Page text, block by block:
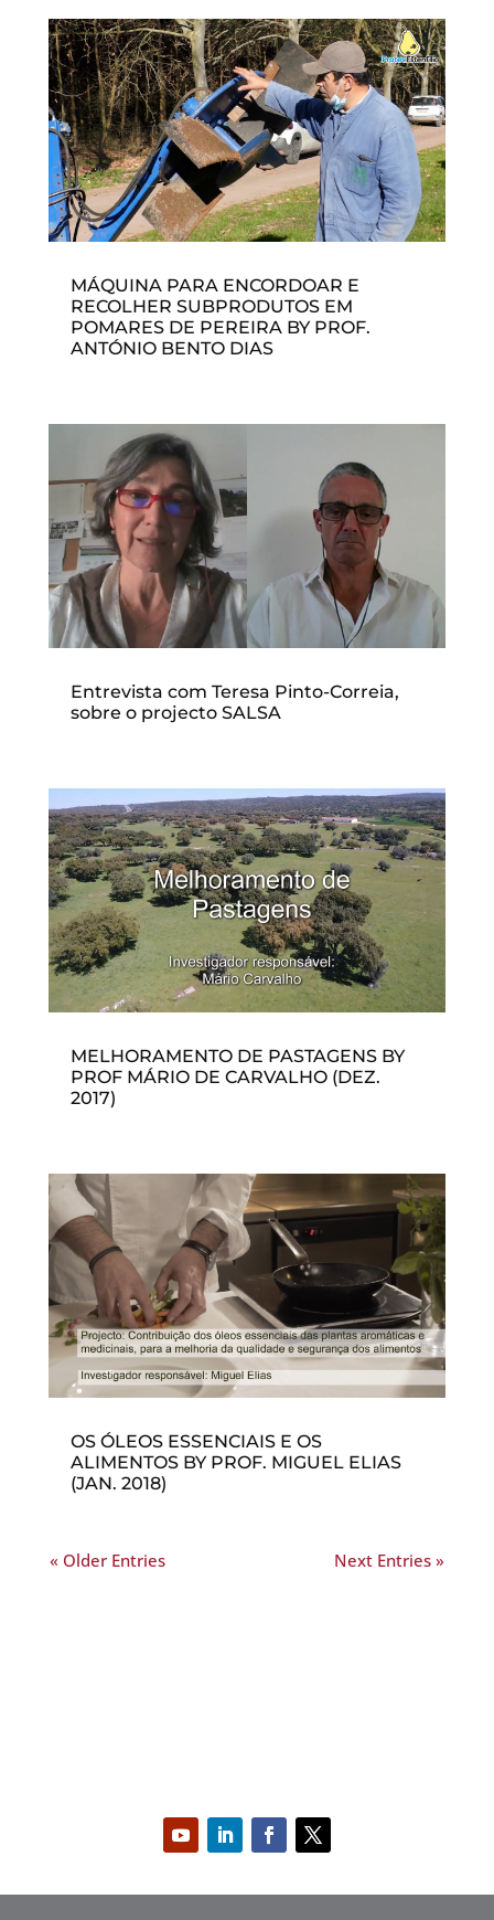
MÁQUINA PARA ENCORDOAR E
RECOLHER SUBPRODUTOS EM
POMARES DE PEREIRA BY PROF.
ANTÓNIO BENTO DIAS
Entrevista com Teresa Pinto-Correia,
sobre o projecto SALSA
MELHORAMENTO DE PASTAGENS BY
PROF MÁRIO DE CARVALHO (DEZ.
2017)
OS ÓLEOS ESSENCIAIS E OS
ALIMENTOS BY PROF. MIGUEL ELIAS
(JAN. 2018)
« Older Entries Next Entries »